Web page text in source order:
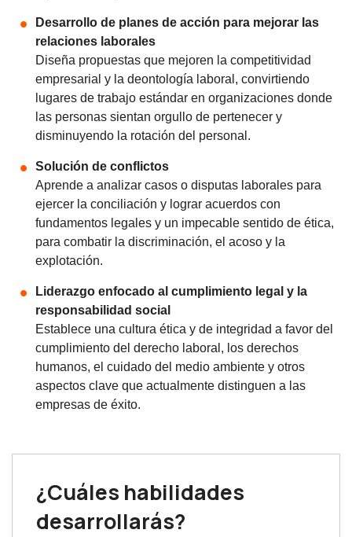
Desarrollo de planes de acción para mejorar las
relaciones laborales
Diseña propuestas que mejoren la competitividad
empresarial y la deontología laboral, convirtiendo
lugares de trabajo estándar en organizaciones donde
las personas sientan orgullo de pertenecer y
disminuyendo la rotación del personal.
Solución de conflictos
Aprende a analizar casos o disputas laborales para
ejercer la conciliación y lograr acuerdos con
fundamentos legales y un impecable sentido de ética,
para combatir la discriminación, el acoso y la
explotación.
Liderazgo enfocado al cumplimiento legal y la
responsabilidad social
Establece una cultura ética y de integridad a favor del
cumplimiento del derecho laboral, los derechos
humanos, el cuidado del medio ambiente y otros
aspectos clave que actualmente distinguen a las
empresas de éxito.
¿Cuáles habilidades
desarrollarás?